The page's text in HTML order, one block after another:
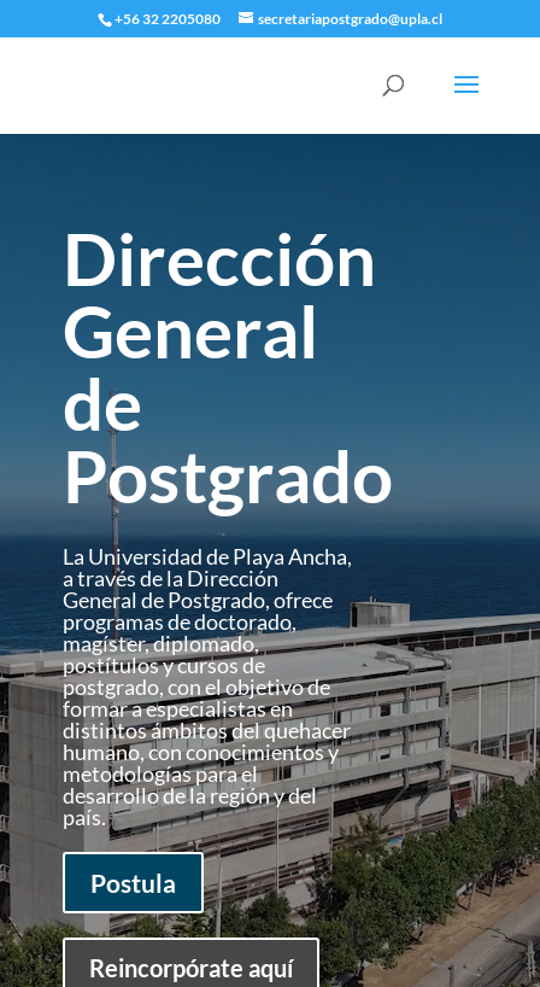
+56 32 2205080 secretariapostgrado@upla.cl
Reproductor
Dirección
General
de
Postgrado
La Universidad de Playa Ancha,
a través de la Dirección
General de Postgrado, ofrece
programas de doctorado,
magíster, diplomado,
postítulos y cursos de
postgrado, con el objetivo de
formar a especialistas en
distintos ámbitos del quehacer
humano, con conocimientos y
metodologías para el
desarrollo de la región y del
país.
Postula
Reincorpórate aquí